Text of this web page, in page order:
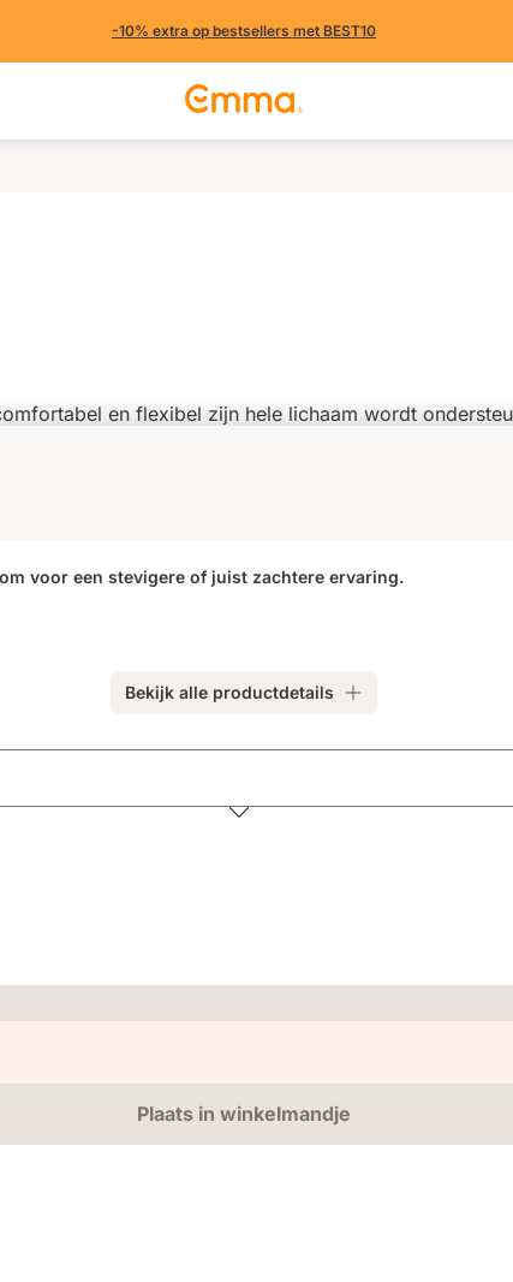
-10% extra op bestsellers met BEST10
andere landen)
voor een stevigere of juist zachtere ervaring.
Bekijk alle productdetails
Plaats in winkelmandje